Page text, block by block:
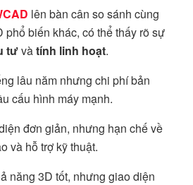
lên bàn cân so sánh cùng
phổ biến khác, có thể thấy rõ sự
tưvàtính linh hoạt.
lâu năm nhưng chi phí bản
cấu hình máy mạnh.
đơn giản, nhưng hạn chế về
và hỗ trợ kỹ thuật.
năng 3D tốt, nhưng giao diện